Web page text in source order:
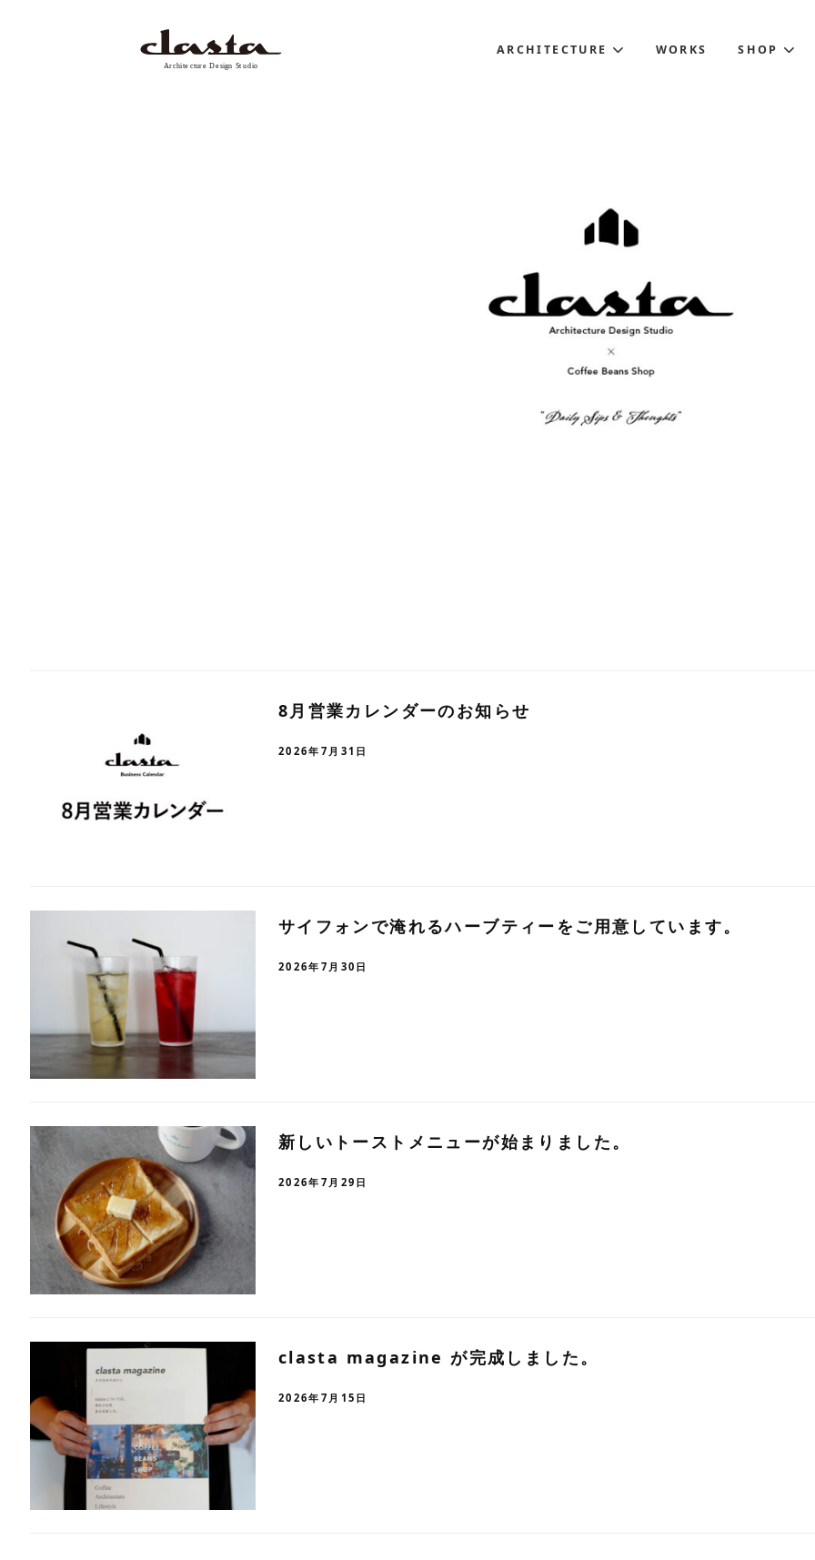
ARCHITECTURE WORKS SHOP
8月営業カレンダーのお知らせ
2026年7月31日
サイフォンで淹れるハーブティーをご用意しています。
2026年7月30日
新しいトーストメニューが始まりました。
2026年7月29日
clasta magazine が完成しました。
2026年7月15日